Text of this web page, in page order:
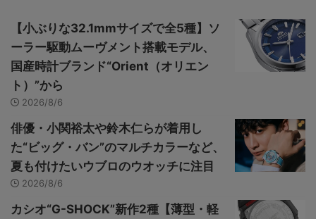
【小ぶりな32.1mmサイズで全5種】ソ
ーラー駆動ムーヴメント搭載モデル、
国産時計ブランド“Orient（オリエン
ト）”から
2026/8/6
俳優・小関裕太や鈴木仁らが着用し
た“ビッグ・バン”のマルチカラーなど、
夏も付けたいウブロのウオッチに注目
2026/8/6
カシオ“G-SHOCK”新作2種【薄型・軽